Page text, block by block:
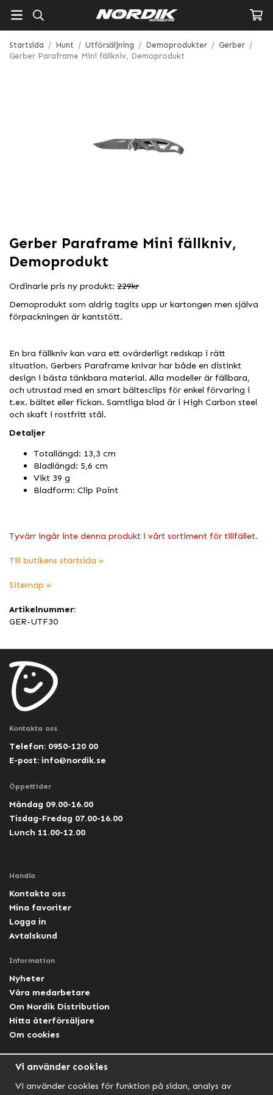
Startsida / Hunt / Utförsäljning / Demoprodukter / Gerber /
Gerber Paraframe Mini fällkniv, Demoprodukt
Gerber Paraframe Mini fällkniv,
Demoprodukt
Ordinarie pris ny produkt: 229kr
Demoprodukt som aldrig tagits upp ur kartongen men själva
förpackningen är kantstött.
En bra fällkniv kan vara ett ovärderligt redskap i rätt
situation. Gerbers Paraframe knivar har både en distinkt
design i bästa tänkbara material. Alla modeller är fällbara,
och utrustad med en smart bältesclips för enkel förvaring i
t.ex. bältet eller fickan. Samtliga blad är i High Carbon steel
och skaft i rostfritt stål.
Detaljer
Totallängd: 13,3 cm
Bladlängd: 5,6 cm
Vikt 39 g
Bladform: Clip Point
Tyvärr ingår inte denna produkt i vårt sortiment för tillfället.
Till butikens startsida »
Sitemap »
Artikelnummer:
GER-UTF30
Kontakta oss
Telefon: 0950-120 00
E-post: info@nordik.se
Öppettider
Måndag 09.00-16.00
Tisdag-Fredag 07.00-16.00
Lunch 11.00-12.00
Handla
Kontakta oss
Mina favoriter
Logga in
Avtalskund
Information
Nyheter
Våra medarbetare
Om Nordik Distribution
Hitta återförsäljare
Om cookies
Facebook Lightforce Sweden
Vi använder cookies
Vi använder cookies för funktion på sidan, analys av